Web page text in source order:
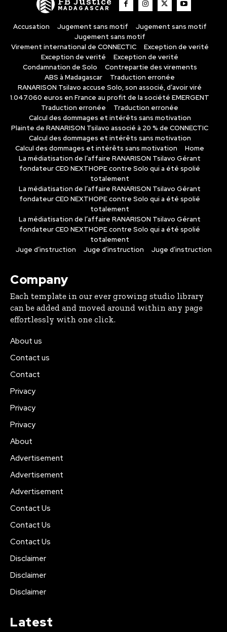
MADAGASCAR
Accusation Jugement sans motif
Jugement sans motif
Jugement sans motif
Virement international de CONNECTIC
Exception de verité
Exception de verité
Exception de verité
Condamnation de Solo
Contrepartie des virements
ABS à Madagascar
Traduction erronée
RANARISON Tsilavo accuse Solo, son associé, d’avoir viré
1.047.060 euros en France au profit de la société EMERGENT
Traduction erronée
Traduction erronée
Calcul des dommages et intérêts sans motivation
Plainte de RANARISON Tsilavo associé à 20 % de CONNECTIC
Calcul des dommages et intérêts sans motivation
Calcul des dommages et intérêts sans motivation
Home
La médiatisation de l’affaire RANARISON Tsilavo Gérant
fondateur CEO NEXTHOPE contre Solo qui a été spolié
totalement
La médiatisation de l’affaire RANARISON Tsilavo Gérant
fondateur CEO NEXTHOPE contre Solo qui a été spolié
totalement
La médiatisation de l’affaire RANARISON Tsilavo Gérant
fondateur CEO NEXTHOPE contre Solo qui a été spolié
totalement
Juge d’instruction
Juge d’instruction Juge d’instruction
Company
Each template in our ever growing studio library
can be added and moved around within any page
effortlessly with one click.
About us
Contact us
Contact
Privacy
Privacy
Privacy
About
Advertisement
Advertisement
Advertisement
Contact Us
Contact Us
Contact Us
Disclaimer
Disclaimer
Disclaimer
Latest